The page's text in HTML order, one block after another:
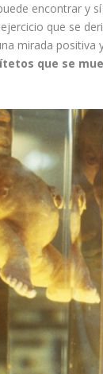
encontrar y
que se
mirada positiva
que se